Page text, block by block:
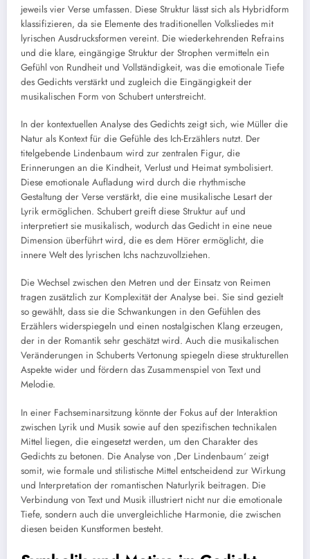
jeweils vier Verse umfassen. Diese Struktur lässt sich als Hybridform
klassifizieren, da sie Elemente des traditionellen Volksliedes mit
lyrischen Ausdrucksformen vereint. Die wiederkehrenden Refrains
und die klare, eingängige Struktur der Strophen vermitteln ein
Gefühl von Rundheit und Vollständigkeit, was die emotionale Tiefe
des Gedichts verstärkt und zugleich die Eingängigkeit der
musikalischen Form von Schubert unterstreicht.
In der kontextuellen Analyse des Gedichts zeigt sich, wie Müller die
Natur als Kontext für die Gefühle des Ich-Erzählers nutzt. Der
titelgebende Lindenbaum wird zur zentralen Figur, die
Erinnerungen an die Kindheit, Verlust und Heimat symbolisiert.
Diese emotionale Aufladung wird durch die rhythmische
Gestaltung der Verse verstärkt, die eine musikalische Lesart der
Lyrik ermöglichen. Schubert greift diese Struktur auf und
interpretiert sie musikalisch, wodurch das Gedicht in eine neue
Dimension überführt wird, die es dem Hörer ermöglicht, die
innere Welt des lyrischen Ichs nachzuvollziehen.
Die Wechsel zwischen den Metren und der Einsatz von Reimen
tragen zusätzlich zur Komplexität der Analyse bei. Sie sind gezielt
so gewählt, dass sie die Schwankungen in den Gefühlen des
Erzählers widerspiegeln und einen nostalgischen Klang erzeugen,
der in der Romantik sehr geschätzt wird. Auch die musikalischen
Veränderungen in Schuberts Vertonung spiegeln diese strukturellen
Aspekte wider und fördern das Zusammenspiel von Text und
Melodie.
In einer Fachseminarsitzung könnte der Fokus auf der Interaktion
zwischen Lyrik und Musik sowie auf den spezifischen technikalen
Mittel liegen, die eingesetzt werden, um den Charakter des
Gedichts zu betonen. Die Analyse von ‚Der Lindenbaum‘ zeigt
somit, wie formale und stilistische Mittel entscheidend zur Wirkung
und Interpretation der romantischen Naturlyrik beitragen. Die
Verbindung von Text und Musik illustriert nicht nur die emotionale
Tiefe, sondern auch die unvergleichliche Harmonie, die zwischen
diesen beiden Kunstformen besteht.